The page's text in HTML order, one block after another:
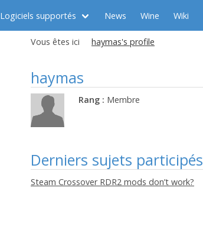
Logiciels supportés News Wine Wiki
Vous êtes ici haymas's profile
haymas
Rang : Membre
Derniers sujets participés
Steam Crossover RDR2 mods don’t work?